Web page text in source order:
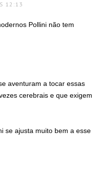
12:13
Pollini não tem
aventuram a tocar essas
cerebrais e que exigem
se ajusta muito bem a esse